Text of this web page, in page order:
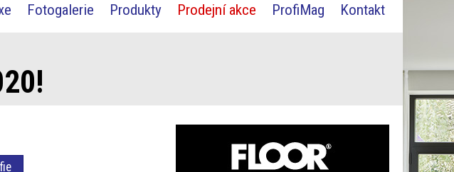
Fotogalerie Produkty Prodejní akce ProfiMag Kontakt